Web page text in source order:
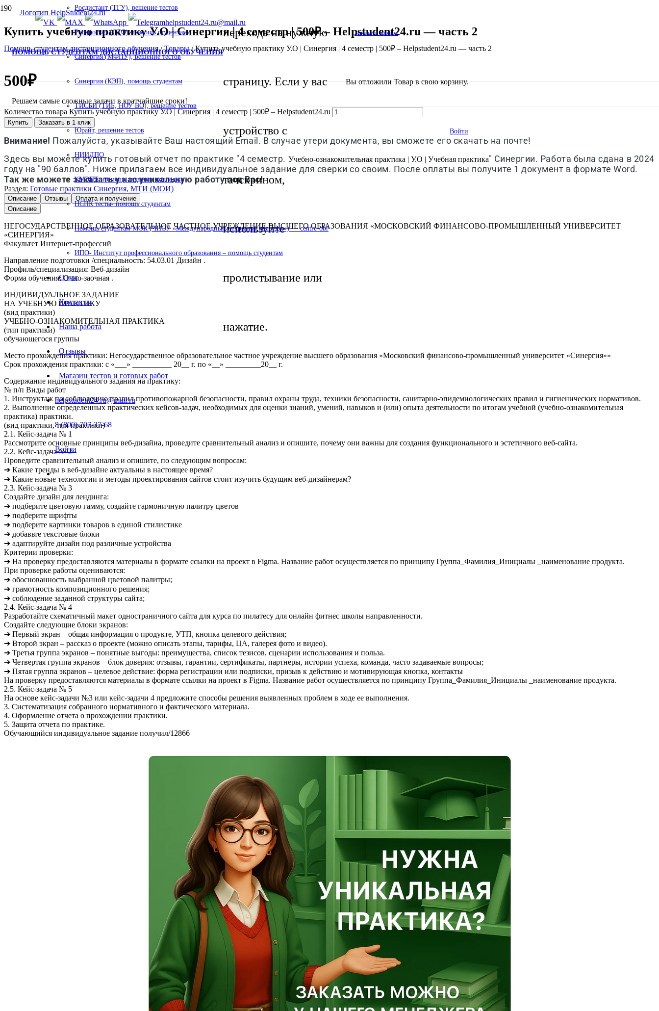
helpstudent24.ru@mail.ru
ПОМОЩЬ СТУДЕНТАМ ДИСТАНЦИОННОГО ОБУЧЕНИЯ
Решаем самые сложные задачи в кратчайшие сроки!
перехода на нужную
страницу. Если у вас
устройство с
тачскрином,
используйте
пролистывание или
нажатие.
Заказать звонок
Вы отложили Товар в свою корзину.
Войти
Росдистант (ТГУ), решение тестов
Роспросвет (СДО), помощь студентам
Синергия (МФПУ), решение тестов
Синергия (КЭП), помощь студентам
ТИСБИ (ТИБ, НОУ ВО), решение тестов
Юрайт, решение тестов
НИИДПО
КМЭПТ- помощь студенту колледжа
НСПК тесты- помощь студентам
Помощь студентам МОК (ЧПОУ «Международный открытый колледж») — centre-obr
ИПО- Институт профессионального образования – помощь студентам
О нас
Контакты
Наша работа
Отзывы
Магазин тестов и готовых работ
helpstudent24.ru@mail.ru
8 (800) 707-37-68
Войти
Купить учебную практику У.О | Синергия | 4 семестр | 500₽ – Helpstudent24.ru — часть 2
Помощь студентам дистанционного обучения/Товары/Купить учебную практику У.О | Синергия | 4 семестр | 500₽ – Helpstudent24.ru — часть 2
500₽
Количество товара Купить учебную практику У.О | Синергия | 4 семестр | 500₽ – Helpstudent24.ru
Купить Заказать в 1 клик
Внимание! Пожалуйста, указывайте Ваш настоящий Email. В случае утери документа, вы сможете его скачать на почте!
Здесь вы можете купить готовый отчет по практике "4 семестр. Учебно-ознакомительная практика | У.О | Учебная практика" Синергии. Работа была сдана в 2024
году на "90 баллов". Ниже прилагаем все индивидуальное задание для сверки со своим. После оплаты вы получите 1 документ в формате Word.
Так же можете заказать у нас уникальную работу под Вас!
Раздел: Готовые практики Синергия, МТИ (МОИ)
Описание Отзывы
Оплата и получение
Описание
НЕГОСУДАРСТВЕННОЕ ОБРАЗОВАТЕЛЬНОЕ ЧАСТНОЕ УЧРЕЖДЕНИЕ ВЫСШЕГО ОБРАЗОВАНИЯ «МОСКОВСКИЙ ФИНАНСОВО-ПРОМЫШЛЕННЫЙ УНИВЕРСИТЕТ
«СИНЕРГИЯ»
Факультет Интернет-профессий
Направление подготовки /специальность: 54.03.01 Дизайн .
Профиль/специализация: Веб-дизайн
Форма обучения: Очно-заочная .
ИНДИВИДУАЛЬНОЕ ЗАДАНИЕ
НА УЧЕБНУЮ ПРАКТИКУ
(вид практики)
УЧЕБНО-ОЗНАКОМИТЕЛЬНАЯ ПРАКТИКА
(тип практики)
обучающегося группы
Место прохождения практики: Негосударственное образовательное частное учреждение высшего образования «Московский финансово-промышленный университет «Синергия»»
Срок прохождения практики: с «___» __________ 20__ г. по «__» _________20__ г.
Содержание индивидуального задания на практику:
№ п/п Виды работ
1. Инструктаж по соблюдению правил противопожарной безопасности, правил охраны труда, техники безопасности, санитарно-эпидемиологических правил и гигиенических нормативов.
2. Выполнение определенных практических кейсов-задач, необходимых для оценки знаний, умений, навыков и (или) опыта деятельности по итогам учебной (учебно-ознакомительная
практика) практики.
(вид практики, тип практики)
2.1. Кейс-задача № 1
Рассмотрите основные принципы веб-дизайна, проведите сравнительный анализ и опишите, почему они важны для создания функционального и эстетичного веб-сайта.
2.2. Кейс-задача № 2
Проведите сравнительный анализ и опишите, по следующим вопросам:
➔ Какие тренды в веб-дизайне актуальны в настоящее время?
➔ Какие новые технологии и методы проектирования сайтов стоит изучить будущим веб-дизайнерам?
2.3. Кейс-задача № 3
Создайте дизайн для лендинга:
➔ подберите цветовую гамму, создайте гармоничную палитру цветов
➔ подберите шрифты
➔ подберите картинки товаров в единой стилистике
➔ добавьте текстовые блоки
➔ адаптируйте дизайн под различные устройства
Критерии проверки:
➔ На проверку предоставляются материалы в формате ссылки на проект в Figma. Название работ осуществляется по принципу Группа_Фамилия_Инициалы _наименование продукта.
При проверке работы оцениваются:
➔ обоснованность выбранной цветовой палитры;
➔ грамотность композиционного решения;
➔ соблюдение заданной структуры сайта;
2.4. Кейс-задача № 4
Разработайте схематичный макет одностраничного сайта для курса по пилатесу для онлайн фитнес школы направленности.
Создайте следующие блоки экранов:
➔ Первый экран – общая информация о продукте, УТП, кнопка целевого действия;
➔ Второй экран – рассказ о проекте (можно описать этапы, тарифы, ЦА, галерея фото и видео).
➔ Третья группа экранов – понятные выгоды: преимущества, список тезисов, сценарии использования и польза.
➔ Четвертая группа экранов – блок доверия: отзывы, гарантии, сертификаты, партнеры, истории успеха, команда, часто задаваемые вопросы;
➔ Пятая группа экранов – целевое действие: форма регистрации или подписки, призыв к действию и мотивирующая кнопка, контакты
На проверку предоставляются материалы в формате ссылки на проект в Figma. Название работ осуществляется по принципу Группа_Фамилия_Инициалы _наименование продукта.
2.5. Кейс-задача № 5
На основе кейс-задачи №3 или кейс-задачи 4 предложите способы решения выявленных проблем в ходе ее выполнения.
3. Систематизация собранного нормативного и фактического материала.
4. Оформление отчета о прохождении практики.
5. Защита отчета по практике.
Обучающийся индивидуальное задание получил/12866